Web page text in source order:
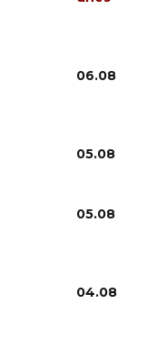
06.08
05.08
05.08
04.08